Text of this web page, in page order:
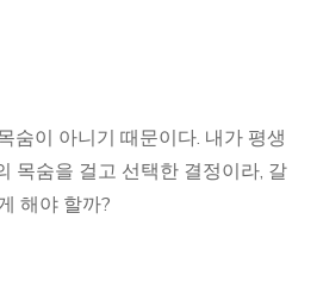
숨이 아니기 때문이다. 내가 평생
목숨을 걸고 선택한 결정이라, 갈
해야 할까?